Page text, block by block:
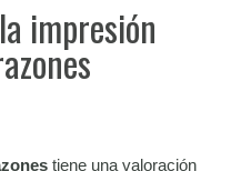
impresión
tiene una valoración